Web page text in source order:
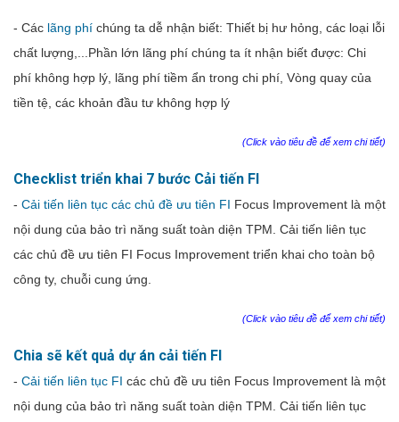
- Các lãng phí chúng ta dễ nhận biết: Thiết bị hư hỏng các loại lỗi
chất lượng,... Phần lớn lãng phí chúng ta ít nhận biết được: Chi
phí không hợp lý, lãng phí tiềm ẩn trong chi phí, Vòng quay của
tiền tệ các khoản đầu tư không hợp lý
(Click vào tiêu đề để xem chi tiết)
Checklist triển khai 7 bước Cải tiến FI
- Cải tiến liên tục các chủ đề ưu tiên FI Focus Improvement là một
nội dung của bảo trì năng suất toàn diện TPM. Cải tiến liên tục
các chủ đề ưu tiên FI Focus Improvement triển khai cho toàn bộ
công ty, chuỗi cung ứng.
(Click vào tiêu đề để xem chi tiết)
Chia sẽ kết quả dự án cải tiến FI
- Cải tiến liên tục FI các chủ đề ưu tiên Focus Improvement là một
nội dung của bảo trì năng suất toàn diện TPM. Cải tiến liên tục